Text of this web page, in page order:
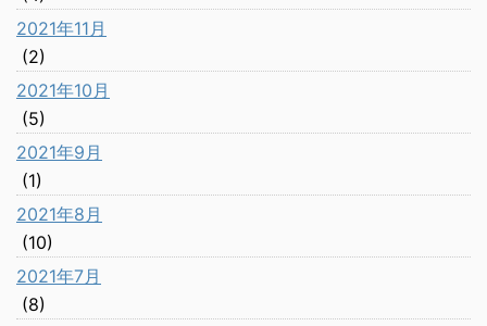
2021年11月
(2)
2021年10月
(5)
2021年9月
(1)
2021年8月
(10)
2021年7月
(8)